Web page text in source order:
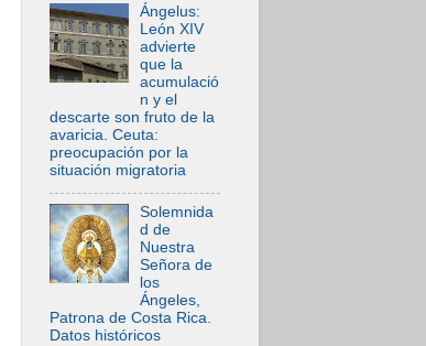
Ángelus:
León XIV
advierte
que la
acumulació
n y el
descarte son fruto de la
avaricia. Ceuta:
preocupación por la
situación migratoria
Solemnida
d de
Nuestra
Señora de
los
Ángeles,
Patrona de Costa Rica.
Datos históricos